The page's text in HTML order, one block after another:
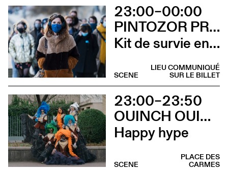
23:00–00:00
PINTOZOR PROD. ET MARION THOMAS
Kit de survie en territoire masculiniste
LIEU COMMUNIQUÉ
SUR LE BILLET
SCENE
23:00–23:50
OUINCH OUINCH X MULAH
Happy hype
PLACE DES
CARMES
SCENE